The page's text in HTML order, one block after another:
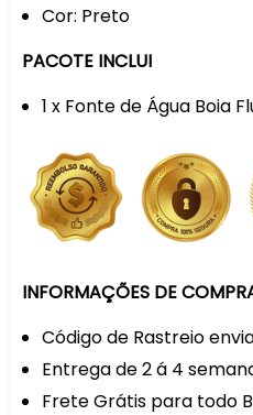
Cor: Preto
PACOTE INCLUI
1 x Fonte de Água Boia
INFORMAÇÕES DE
Código de Rastreio
Entrega de 2 á 4
Frete Grátis para todo